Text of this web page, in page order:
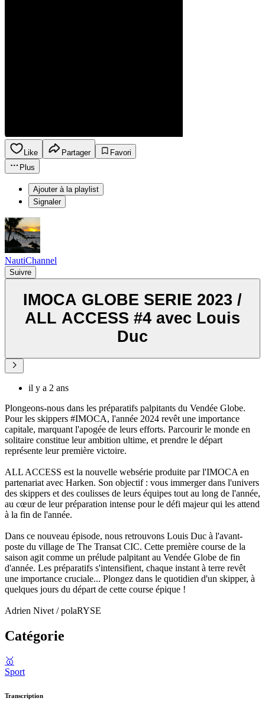
Like Partager
Favori
Plus
Ajouter à la playlist
Signaler
NautiChannel
Suivre
IMOCA GLOBE SERIE 2023 /
ALL ACCESS #4 avec Louis
Duc
il y a 2 ans
Plongeons-nous dans les préparatifs palpitants du Vendée Globe.
Pour les skippers #IMOCA, l'année 2024 revêt une importance
capitale, marquant l'apogée de leurs efforts. Parcourir le monde en
solitaire constitue leur ambition ultime, et prendre le départ
représente leur première victoire.
ALL ACCESS est la nouvelle websérie produite par l'IMOCA en
partenariat avec Harken. Son objectif : vous immerger dans l'univers
des skippers et des coulisses de leurs équipes tout au long de l'année,
au cœur de leur préparation intense pour le défi majeur qui les attend
à la fin de l'année.
Dans ce nouveau épisode, nous retrouvons Louis Duc à l'avant-
poste du village de The Transat CIC. Cette première course de la
saison agit comme un prélude palpitant au Vendée Globe de fin
d'année. Les préparatifs s'intensifient, chaque instant à terre revêt
une importance cruciale... Plongez dans le quotidien d'un skipper, à
quelques jours du départ de cette course épique !
Adrien Nivet / polaRYSE
Catégorie
🥇
Sport
Transcription